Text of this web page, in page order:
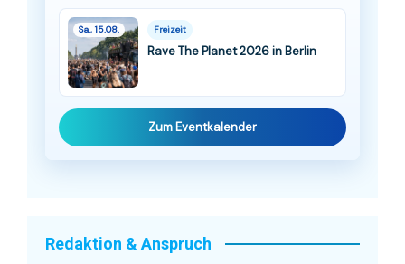
Sa., 15.08. Freizeit
Rave The Planet 2026 in Berlin
Zum Eventkalender
Redaktion & Anspruch